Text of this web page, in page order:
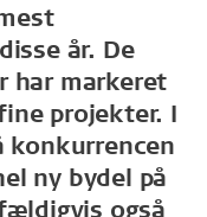
år. De
har markeret
projekter. I
konkurrencen
ny bydel på
også